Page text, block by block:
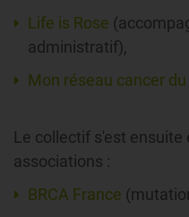
Life is Rose
administratif),
Mon réseau cancer
Le collectif s'est
associations :
BRCA France